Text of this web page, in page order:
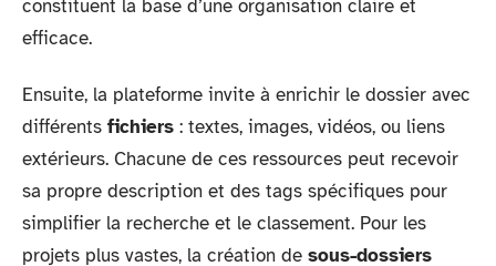
constituent la base d’une organisation claire et
efficace.
Ensuite, la plateforme invite à enrichir le dossier avec
différents fichiers : textes, images, vidéos, ou liens
extérieurs. Chacune de ces ressources peut recevoir
sa propre description et des tags spécifiques pour
simplifier la recherche et le classement. Pour les
projets plus vastes, la création de sous-dossiers